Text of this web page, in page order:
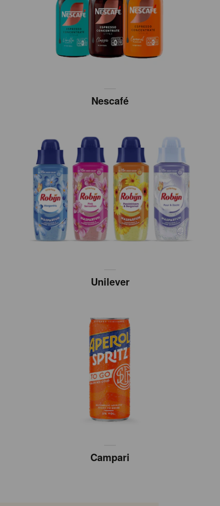
Nescafé
Unilever
Campari